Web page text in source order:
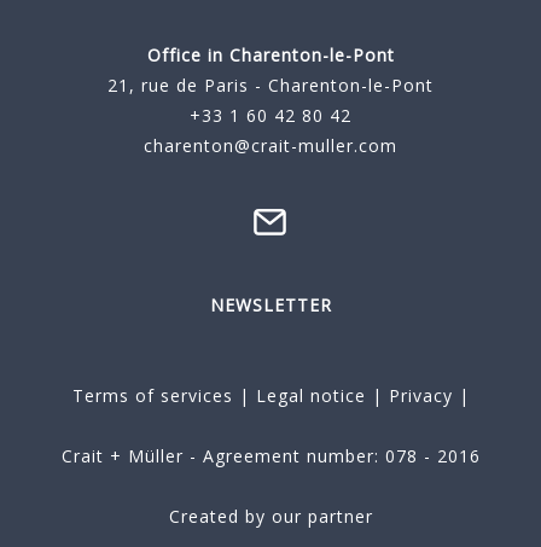
Office in Charenton-le-Pont
21, rue de Paris - Charenton-le-Pont
+33 1 60 42 80 42
charenton@crait-muller.com
NEWSLETTER
Terms of services | Legal notice | Privacy |
Crait + Müller - Agreement number: 078 - 2016
Created by our partner